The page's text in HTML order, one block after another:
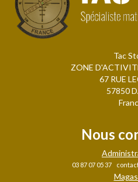
Tac
ZONE
67 RUE
57850
Nous
03 87 07 05 37